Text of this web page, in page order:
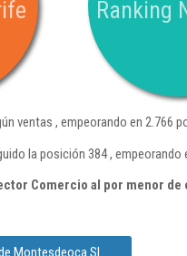
Ranking
ventas , empeorando en 2.766
la posición 384 ,
Comercio al por menor
Montesdeoca Sl